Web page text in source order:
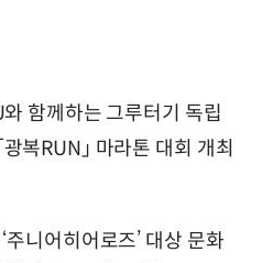
함께하는 그루터기 독립
복RUN」 마라톤 대회 개최
주니어히어로즈’ 대상 문화